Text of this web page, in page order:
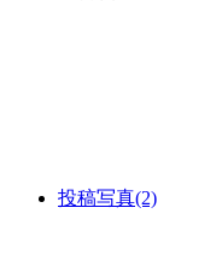
投稿写真(2)